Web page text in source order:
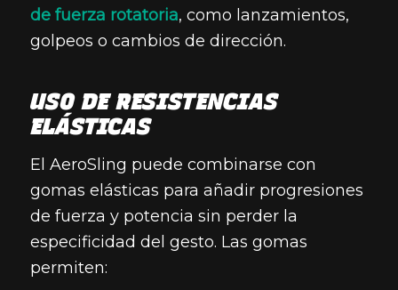
de fuerza rotatoria, como lanzamientos,
golpeos o cambios de dirección.
USO DE RESISTENCIAS
ELÁSTICAS
El AeroSling puede combinarse con
gomas elásticas para añadir progresiones
de fuerza y potencia sin perder la
especificidad del gesto. Las gomas
permiten: